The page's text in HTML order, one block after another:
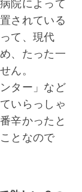
院によって
されている
て、現代
、たった一
ん。
ター」など
いらっしゃ
辛かったと
となので